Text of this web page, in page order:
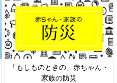
「もしものときの」赤ちゃん・
家族の防災